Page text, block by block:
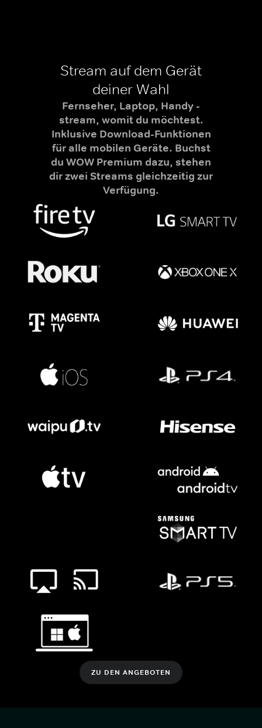
Stream auf dem Gerät
deiner Wahl
Fernseher, Laptop, Handy -
stream, womit du möchtest.
Inklusive Download-Funktionen
für alle mobilen Geräte. Buchst
du WOW Premium dazu, stehen
dir zwei Streams gleichzeitig zur
Verfügung.
ZU DEN ANGEBOTEN